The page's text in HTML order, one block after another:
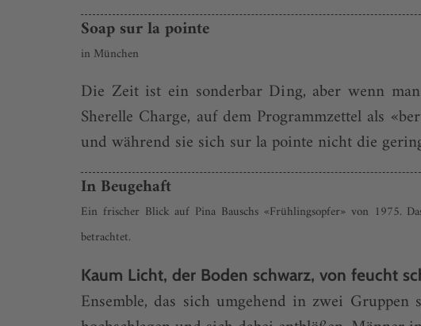
Soap sur la pointe
in München
Die Zeit ist ein sonderbar Ding, aber wenn
Sherelle Charge, auf dem Programmzettel als
und während sie sich sur la pointe nicht die
In Beugehaft
Ein frischer Blick auf Pina Bauschs «Frühlingsopfer» von 1975.
betrachtet.
Kaum Licht, der Boden schwarz, von feucht
Ensemble, das sich umgehend in zwei